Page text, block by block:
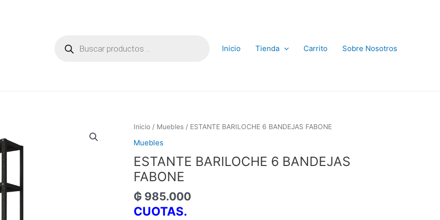
productos Inicio Tienda Carrito Sobre Nosotros
Inicio / Muebles / ESTANTE BARILOCHE 6 BANDEJAS FABONE
Muebles
ESTANTE BARILOCHE 6 BANDEJAS
FABONE
₲ 985.000
CUOTAS.